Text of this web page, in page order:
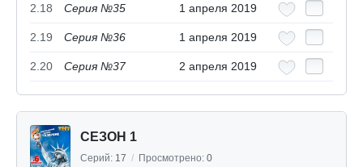
2.18 Серия №35 1 апреля 2019
2.19 Серия №36 1 апреля 2019
2.20 Серия №37 2 апреля 2019
СЕЗОН 1
Серий: 17 / Просмотрено: 0